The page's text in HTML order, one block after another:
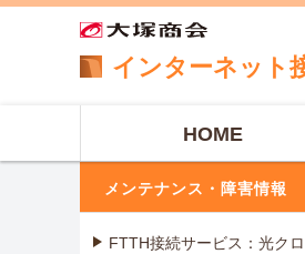
インターネット
HOME
メンテナンス・障害情報
FTTH接続サービス：光ク